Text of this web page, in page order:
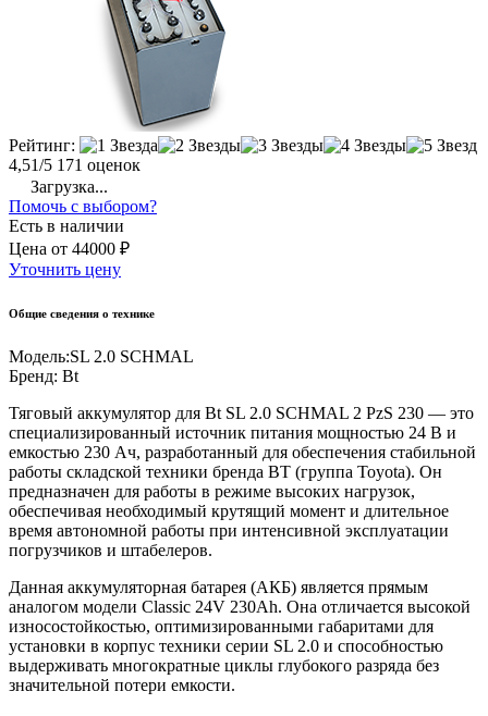
Рейтинг:
4,51/5 171 оценок
Загрузка...
Помочь с выбором?
Есть в наличии
Цена от 44000 ₽
Уточнить цену
Общие сведения о технике
Модель:SL 2.0 SCHMAL
Бренд: Bt
Тяговый аккумулятор для Bt SL 2.0 SCHMAL 2 PzS 230 — это
специализированный источник питания мощностью 24 В и
емкостью 230 Ач, разработанный для обеспечения стабильной
работы складской техники бренда BT (группа Toyota). Он
предназначен для работы в режиме высоких нагрузок,
обеспечивая необходимый крутящий момент и длительное
время автономной работы при интенсивной эксплуатации
погрузчиков и штабелеров.
Данная аккумуляторная батарея (АКБ) является прямым
аналогом модели Classic 24V 230Ah. Она отличается высокой
износостойкостью, оптимизированными габаритами для
установки в корпус техники серии SL 2.0 и способностью
выдерживать многократные циклы глубокого разряда без
значительной потери емкости.